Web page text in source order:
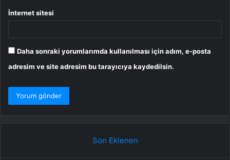
İnternet sitesi
Daha sonraki yorumlarımda kullanılması için adım, e-posta
adresim ve site adresim bu tarayıcıya kaydedilsin.
Son Eklenen